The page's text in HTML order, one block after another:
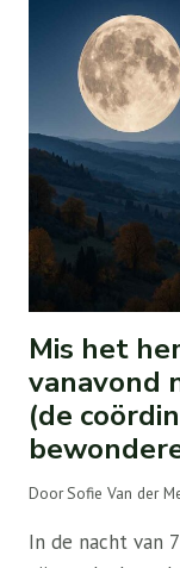
Mis het
vanavond
(de
DoorSofie Van der
In de nacht van